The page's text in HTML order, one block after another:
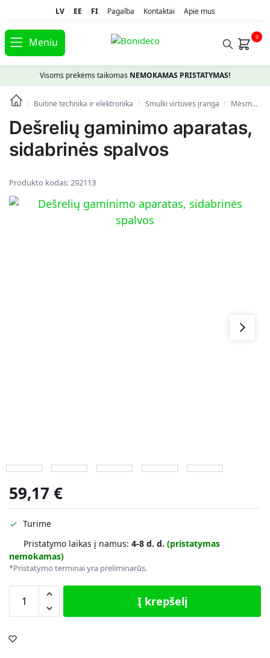
LV EE FI Pagalba Kontaktai Apie mus
Meniu 0
Visoms prekėms taikomas NEMOKAMAS PRISTATYMAS!
/ Buitinė technika ir elektronika / Smulki virtuvės įranga / Mėsmalės
Dešrelių gaminimo aparatas,
sidabrinės spalvos
Produkto kodas:292113
59,17 €
Turime
Pristatymo laikas į namus: 4-8 d. d. (pristatymas
nemokamas)
*Pristatymo terminai yra preliminarūs.
Į krepšelį